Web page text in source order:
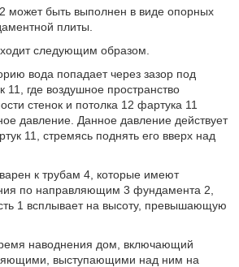
быть выполнен в виде опорных
плиты.
следующим образом.
вода попадает через зазор под
11, где воздушное пространство
стенок и потолка 12 фартука 11
давление. Данное давление действует
11, стремясь поднять его вверх над
к трубам 4, которые имеют
по направляющим 3 фундамента 2,
1 всплывает на высоту, превышающую
наводнения дом, включающий
выступающими над ним на